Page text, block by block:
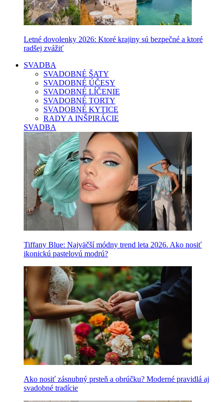
Letné dovolenky 2026: Ktoré krajiny sú bezpečné a ktoré
radšej zvážiť
SVADBA
SVADOBNÉ ŠATY
SVADOBNÉ ÚČESY
SVADOBNÉ LÍČENIE
SVADOBNÉ TORTY
SVADOBNÉ KYTICE
RADY A INŠPIRÁCIE
SVADBA
Tiffany Blue: Najväčší módny trend leta 2026. Ako nosiť
ikonickú pastelovú modrú?
Ako nosiť zásnubný prsteň a obrúčku? Moderné pravidlá aj
svadobné tradície